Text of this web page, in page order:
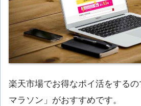
楽天市場でお得なポイ活をする
マラソン」がおすすめです。